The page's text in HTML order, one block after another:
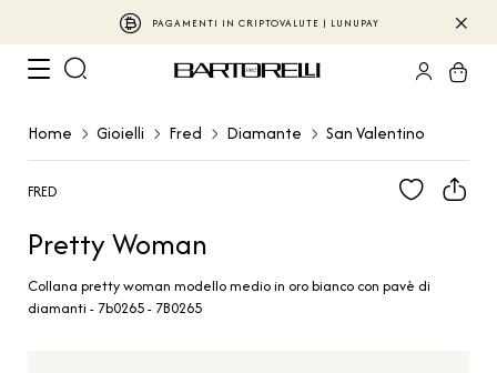
PAGAMENTI IN CRIPTOVALUTE | LUNUPAY
Home Gioielli Fred Diamante San Valentino
FRED
Pretty Woman
Collana pretty woman modello medio in oro bianco con pavè di
diamanti - 7b0265 - 7B0265